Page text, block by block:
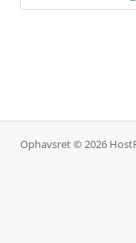
Ophavsret © 2026